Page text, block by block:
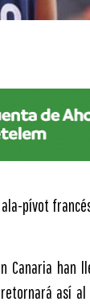
pívot
Canaria
así